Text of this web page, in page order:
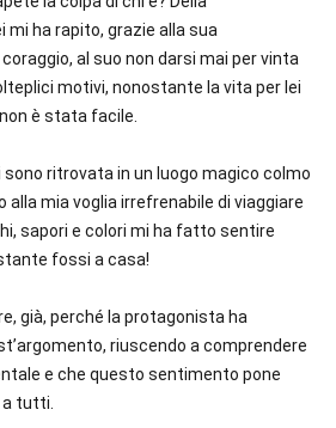
ha rapito, grazie alla sua
al suo non darsi mai per vinta
motivi, nonostante la vita per lei
è stata facile.
ritrovata in un luogo magico colmo
alla mia voglia irrefrenabile di viaggiare
sapori e colori mi ha fatto sentire
fossi a casa!
già, perché la protagonista ha
riuscendo a comprendere
e che questo sentimento pone
tutti.